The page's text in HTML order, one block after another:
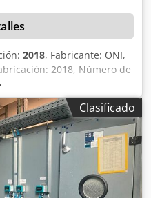
2018, Fabricante: ONI,
2018, Número de
18 kW, Potencia de
Csdpfx Aezn Anqokrorf
parte de una subasta en
Clasificado